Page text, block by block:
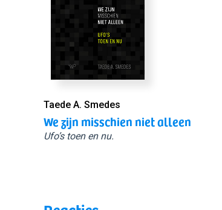
Taede A. Smedes
We zijn misschien niet alleen
Ufo’s toen en nu.